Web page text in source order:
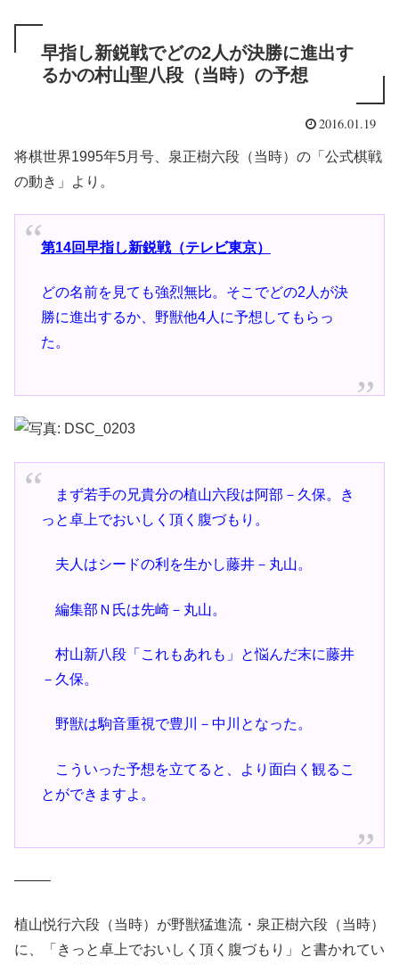
早指し新鋭戦でどの2人が決勝に進出す
るかの村山聖八段（当時）の予想
2016.01.19
将棋世界1995年5月号、泉正樹六段（当時）の「公式棋戦
の動き」より。
第14回早指し新鋭戦（テレビ東京）
どの名前を見ても強烈無比。そこでどの2人が決
勝に進出するか、野獣他4人に予想してもらっ
た。
まず若手の兄貴分の植山六段は阿部－久保。き
っと卓上でおいしく頂く腹づもり。
夫人はシードの利を生かし藤井－丸山。
編集部Ｎ氏は先崎－丸山。
村山新八段「これもあれも」と悩んだ末に藤井
－久保。
野獣は駒音重視で豊川－中川となった。
こういった予想を立てると、より面白く観るこ
とができますよ。
——–
植山悦行六段（当時）が野獣猛進流・泉正樹六段（当時）
に、「きっと卓上でおいしく頂く腹づもり」と書かれてい